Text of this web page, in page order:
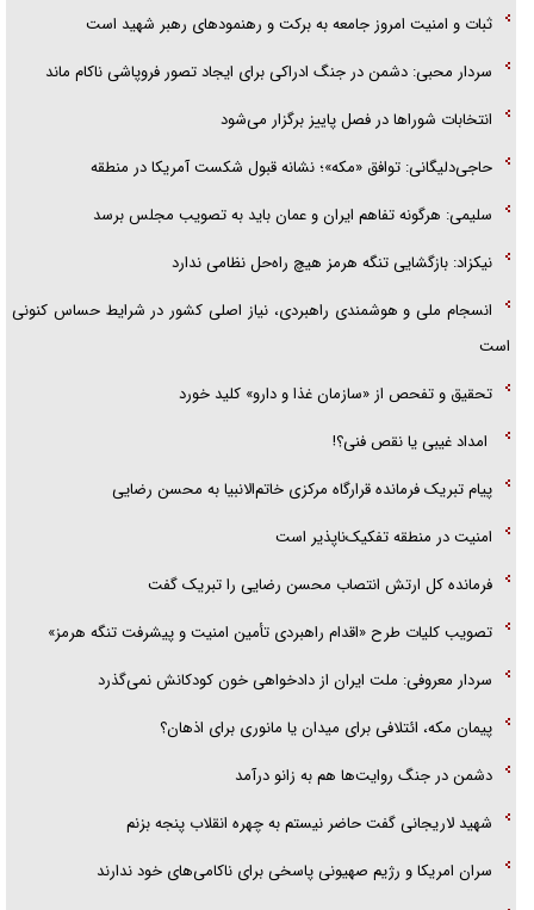
قصه ناتمام سرویس مدارس
آیا مقاومت فلسطین خلع‌سلاح می‌شود؟
ثبات و امنیت امروز جامعه به برکت و رهنمودهای رهبر شهید است
سردار محبی: دشمن در جنگ ادراکی برای ایجاد تصور فروپاشی ناکام ماند
انتخابات شوراها در فصل پاییز برگزار می‌شود
حاجی‌دلیگانی: توافق «مکه»؛‌ نشانه قبول شکست آمریکا در منطقه
سلیمی: هرگونه تفاهم ایران و عمان باید به تصویب مجلس برسد
نیکزاد: بازگشایی تنگه هرمز هیچ راه‌حل نظامی ندارد
انسجام ملی و هوشمندی راهبردی، نیاز اصلی کشور در شرایط حساس کنونی
است
تحقیق و تفحص از «سازمان غذا و دارو» کلید خورد
امداد غیبی یا نقص فنی؟!
پیام تبریک فرمانده قرارگاه مرکزی خاتم‌الانبیا به محسن رضایی
امنیت در منطقه تفکیک‌ناپذیر است
فرمانده کل ارتش انتصاب محسن رضایی را تبریک گفت
تصویب کلیات طرح «اقدام راهبردی تأمین امنیت و پیشرفت تنگه هرمز»
سردار معروفی: ملت ایران از دادخواهی خون کودکانش نمی‌گذرد
پیمان مکه، ائتلافی برای میدان یا مانوری برای اذهان؟
دشمن در جنگ روایت‌ها هم به زانو درآمد
شهید لاریجانی گفت حاضر نیستم به چهره انقلاب پنجه بزنم
سران امریکا و رژیم صهیونی پاسخی برای ناکامی‌های خود ندارند